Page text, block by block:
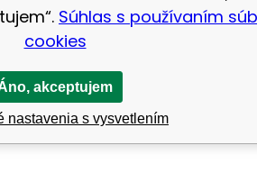
Súhlas s používaním
cookies
akceptujem
nastavenia s vysvetlením